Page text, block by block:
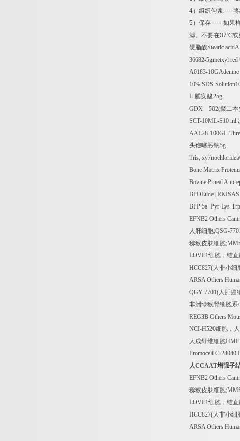
4）组织匀浆-----
5 ）保存------如果
滤。不要在37℃或
硬脂酸Stearic
36682-5gmetxyl red
A0183-10GAdenine
10% SDS
L-脯安酸25g
GDX 502(聚二本
SCT-10ML-S10 ml
AAL28-100GL-
头孢噻肟钠5g
Tris,
Bone Matrix
Bovine Pineal
BPDEtide
BPP 5a Pyr-Lys-
EFNB2 Others
人肝细胞;QSG-
猕猴皮肤细胞
LOVE1细胞，结
HCC827(人非小细
ARSA Others
QGY-7701(人肝癌
非洲绿猴肾细胞系
REG3B Others
NCI-H520细胞，
人成纤维细胞HMF
Promocell C-28040
人CCAAT增强子
EFNB2 Others
猕猴皮肤细胞
LOVE1细胞，结
HCC827(人非小细
ARSA Others